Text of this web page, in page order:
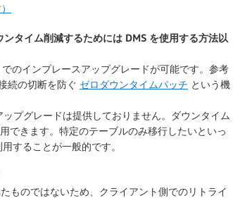
タイム削減するためには DMS を使用する方法以
のインプレースアップグレードが可能です。参考
続の切断を防ぐ ゼロダウンタイムパッチ という機
プグレードは提供しておりません。ダウンタイム
できます。特定のテーブルのみ移行したいといっ
することが一般的です。
ものではないため、クライアント側でのリトライ